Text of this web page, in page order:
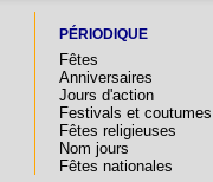
PÉRIODIQUE
Fêtes
Anniversaires
Jours d'action
Festivals et coutumes
Fêtes religieuses
Nom jours
Fêtes nationales